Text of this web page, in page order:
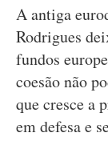
A antiga
Rodrigues
fundos
coesão não
que cresce a
em defesa e